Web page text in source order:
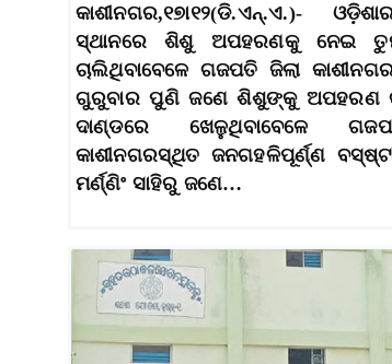
କାଶୀନଗର,୧୭ା୧୨(ଡି.ଏନ୍‌.ଏ.)-
ସ୍ଥାନରେ ଶିଶୁ ଅପହରଣକୁ ନେଇ
ଚାଲିଥିବାବେଳେ ଗଜପତି ଜିଲା
ଗୁରୁବାର ପୁଣି ଜଣେ ଶିଶୁଙ୍କୁ ଅପହରଣ
ଦାଣ୍ଡରେ ଖେଳୁଥିବାବେଳେ
କାଶୀନଗରସ୍ଥିତ ଜନଗହଳିପୂର୍ଣ୍ଣ
ମର୍ଣ୍ଣିଂ ସାହିରୁ ଜଣେ…